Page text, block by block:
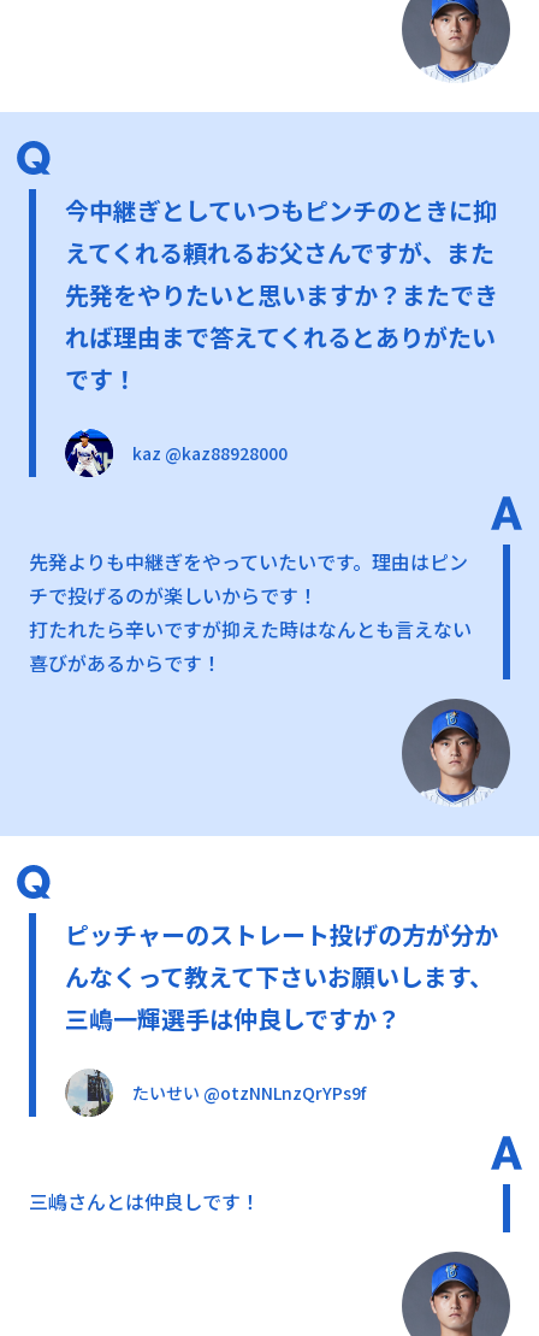
今中継ぎとしていつもピンチのときに抑
えてくれる頼れるお父さんですが、また
先発をやりたいと思いますか？またでき
れば理由まで答えてくれるとありがたい
です！
kaz @kaz88928000
先発よりも中継ぎをやっていたいです。理由はピン
チで投げるのが楽しいからです！
打たれたら辛いですが抑えた時はなんとも言えない
喜びがあるからです！
ピッチャーのストレート投げの方が分か
んなくって教えて下さいお願いします、
三嶋一輝選手は仲良しですか？
たいせい @otzNNLnzQrYPs9f
三嶋さんとは仲良しです！